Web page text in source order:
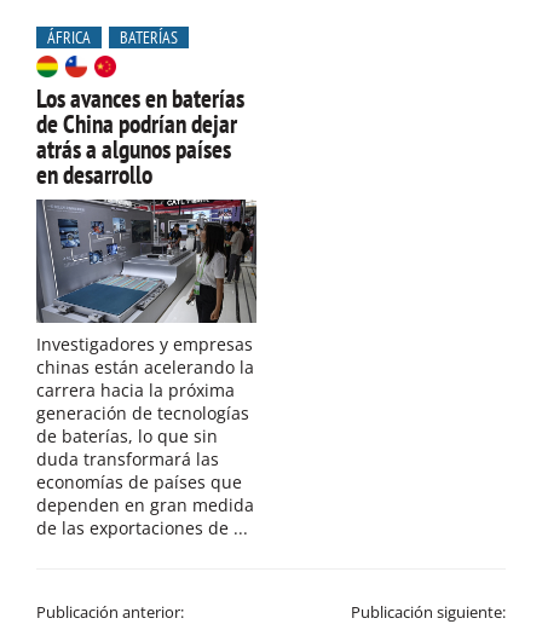
ÁFRICA BATERÍAS
Los avances en baterías
de China podrían dejar
atrás a algunos países
en desarrollo
Investigadores y empresas
chinas están acelerando la
carrera hacia la próxima
generación de tecnologías
de baterías, lo que sin
duda transformará las
economías de países que
dependen en gran medida
de las exportaciones de ...
Publicación anterior: Publicación siguiente: